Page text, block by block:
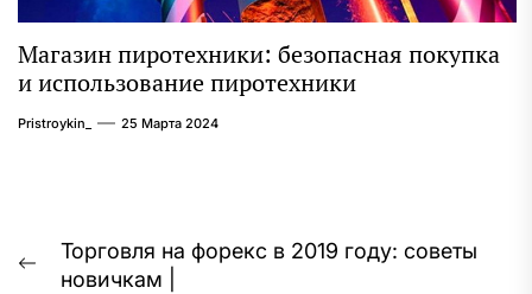
Магазин пиротехники: безопасная покупка
и использование пиротехники
Pristroykin_ 25 Марта 2024
Навигация
Предыдущая
Торговля на форекс в 2019 году: советы
новичкам |